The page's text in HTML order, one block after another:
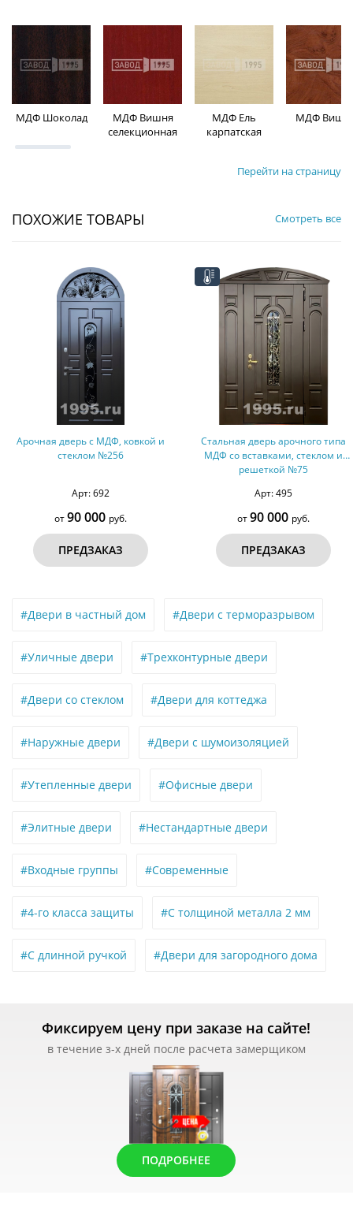
МДФ Шоколад
МДФ Вишня
селекционная
МДФ Ель
карпатская
МДФ
Перейти на страницу
ПОХОЖИЕ ТОВАРЫ Смотреть все
с МДФ, ковкой и
№256
руб.
Стальная дверь арочного типа
МДФ со вставками, стеклом и
решеткой №75
руб.
ПРЕДЗАКАЗ
#Двери в частный дом #Двери с терморазрывом
#Уличные двери #Трехконтурные двери
#Двери со стеклом #Двери для коттеджа
#Наружные двери #Двери с шумоизоляцией
#Утепленные двери #Офисные двери
#Элитные двери #Нестандартные двери
#Входные группы #Современные
#4-го класса защиты #С толщиной металла 2 мм
#С длинной ручкой #Двери для загородного дома
Фиксируем цену при заказе на сайте!
в течение з-х дней после расчета замерщиком
ПОДРОБНЕЕ